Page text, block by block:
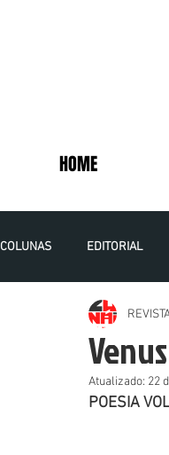
HOME
COLUNAS EDITORIAL
VOLUME 6 NÚMERO 1 -
Atualizado: 22
POESIA